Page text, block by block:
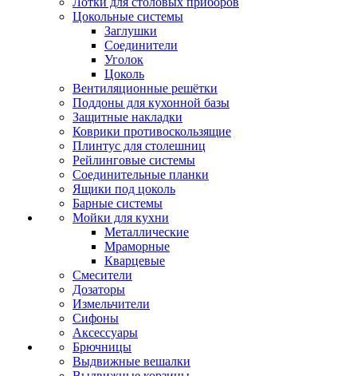
Цокольные системы
Заглушки
Соединители
Уголок
Цоколь
Вентиляционные решётки
Поддоны для кухонной базы
Защитные накладки
Коврики противоскользящие
Плинтус для столешниц
Рейлинговые системы
Соединительные планки
Ящики под цоколь
Барные системы
Мойки для кухни
Металлические
Мраморные
Кварцевые
Смесители
Дозаторы
Измельчители
Сифоны
Аксессуары
Брючницы
Выдвижные вешалки